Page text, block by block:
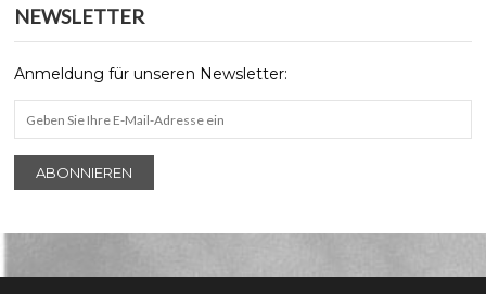
NEWSLETTER
Anmeldung für unseren Newsletter:
ABONNIEREN